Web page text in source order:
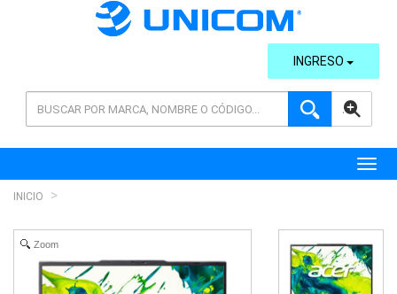
AVANZADA
INGRESO
INICIO
Zoom